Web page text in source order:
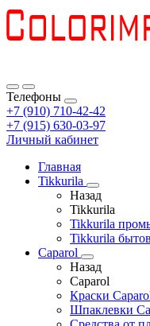
Телефоны
+7 (910) 710-42-42
+7 (915) 630-03-97
Личный кабинет
Главная
Tikkurila
Назад
Tikkurila
Tikkurila
Tikkurila
Caparol
Назад
Caparol
Краски
Шпаклевки